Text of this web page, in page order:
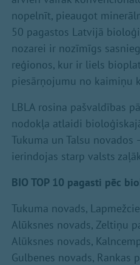
nopelnīt, pieaugot
50 pagastos Latvijā
nozarei ir nozīmīgs
reģionos, kur ir liels
piesārņojumu no kaimiņu
LBLA rosina pašvaldības
nodokļa atlaidi
Tukuma un Talsu
ierindojas starp valsts
BIO TOP 10 pagasti pēc
Tukuma novads,
Alūksnes novads, Zeltiņu
Alūksnes novads,
Gulbenes novads, Rankas